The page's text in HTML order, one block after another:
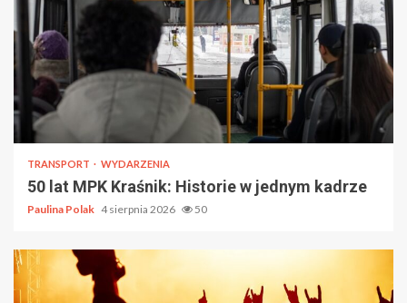
TRANSPORT WYDARZENIA
50 lat MPK Kraśnik: Historie w jednym kadrze
Paulina Polak 4 sierpnia 2026 50